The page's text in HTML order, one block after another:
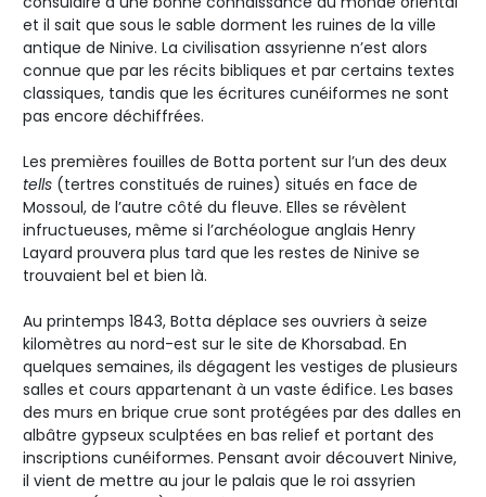
et il sait que sous le sable dorment les ruines de la ville
antique de Ninive. La civilisation assyrienne n’est alors
connue que par les récits bibliques et par certains textes
classiques, tandis que les écritures cunéiformes ne sont
pas encore déchiffrées.
Les premières fouilles de Botta portent sur l’un des deux
tells (tertres constitués de ruines) situés en face de
Mossoul, de l’autre côté du fleuve. Elles se révèlent
infructueuses, même si l’archéologue anglais Henry
Layard prouvera plus tard que les restes de Ninive se
trouvaient bel et bien là.
Au printemps 1843, Botta déplace ses ouvriers à seize
kilomètres au nord-est sur le site de Khorsabad. En
quelques semaines, ils dégagent les vestiges de plusieurs
salles et cours appartenant à un vaste édifice. Les bases
des murs en brique crue sont protégées par des dalles en
albâtre gypseux sculptées en bas relief et portant des
inscriptions cunéiformes. Pensant avoir découvert Ninive,
il vient de mettre au jour le palais que le roi assyrien